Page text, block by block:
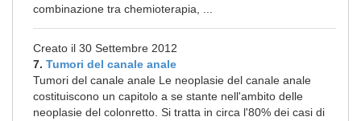
combinazione tra chemioterapia, ...
Creato il 30 Settembre 2012
7. Tumori del canale anale
Tumori del canale anale Le neoplasie del canale anale
costituiscono un capitolo a se stante nell'ambito delle
neoplasie del colonretto. Si tratta in circa l'80% dei casi di